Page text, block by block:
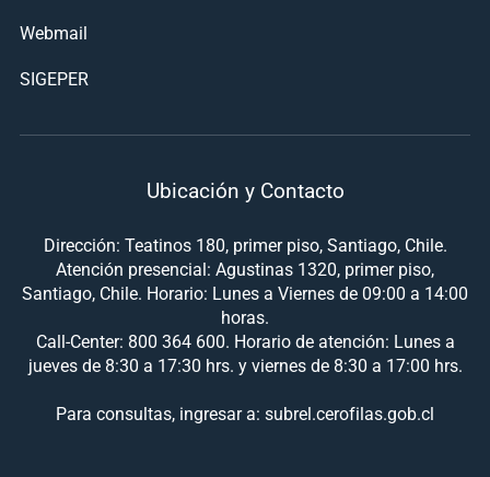
Webmail
SIGEPER
Ubicación y Contacto
Dirección: Teatinos 180, primer piso, Santiago, Chile.
Atención presencial: Agustinas 1320, primer piso,
Santiago, Chile. Horario: Lunes a Viernes de 09:00 a 14:00
horas.
Call-Center: 800 364 600. Horario de atención: Lunes a
jueves de 8:30 a 17:30 hrs. y viernes de 8:30 a 17:00 hrs.
Para consultas, ingresar a: subrel.cerofilas.gob.cl